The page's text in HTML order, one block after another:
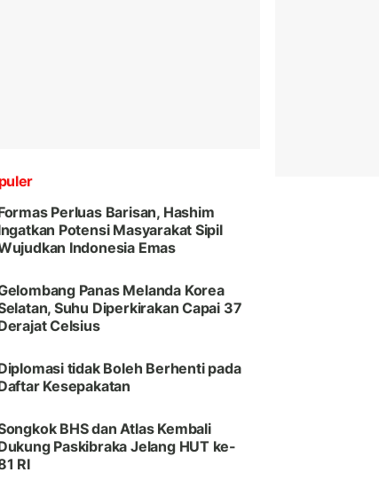
Perluas Barisan, Hashim
Potensi Masyarakat Sipil
Indonesia Emas
Panas Melanda Korea
Suhu Diperkirakan Capai 37
Celsius
tidak Boleh Berhenti pada
Kesepakatan
BHS dan Atlas Kembali
Paskibraka Jelang HUT ke-
RI